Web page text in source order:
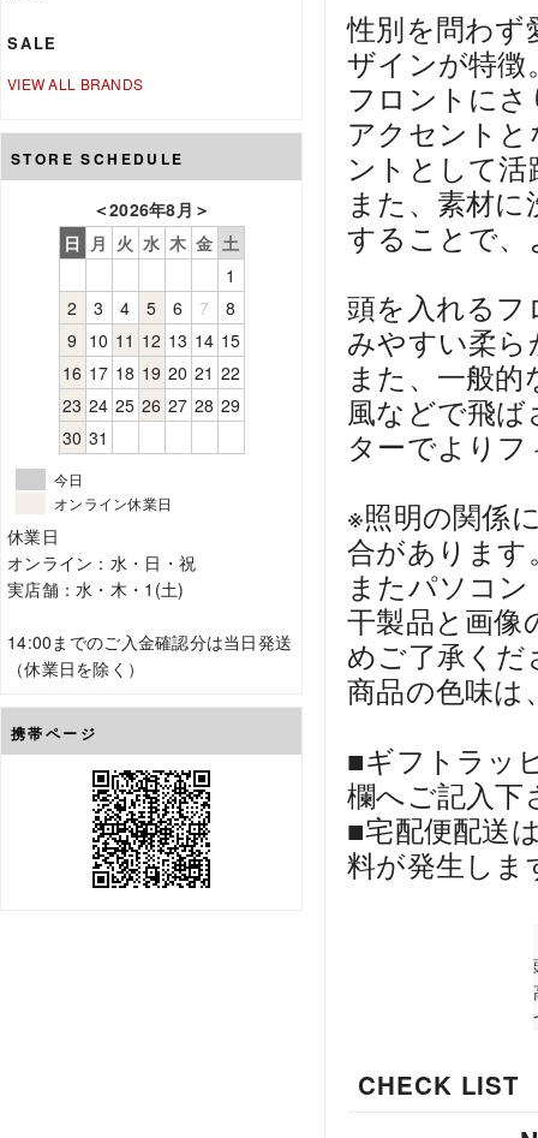
SALE
VIEW ALL BRANDS
STORE SCHEDULE
＜2026年8月 ＞
日 月 火 水 木 金 土
1
2
3 4 5 6 7
8
9 10 11 12 13 14 15
16 17 18 19 20 21 22
23 24 25 26 27 28 29
30 31
今日
オンライン休業日
休業日
オンライン：水・日・祝
実店舗：水・木・1(土)
14:00までのご入金確認分は当日発送
（休業日を除く）
携帯ページ
性別を問わ
ザインが特徴
フロントに
アクセント
ントとして
また、素材
することで
頭を入れるフ
みやすい柔
また、一般
風などで飛
ターでより
※照明の関係
合があります
またパソコ
干製品と画像
めご了承くだ
商品の色味は
■ギフトラッ
欄へご記入下
■宅配便配送
料が発生しま
CHECK LIST